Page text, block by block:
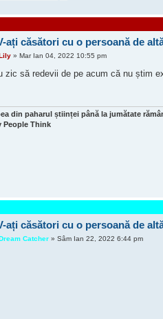
ați căsători cu o persoană de
» Mar Ian 04, 2022 10:55 pm
zic să redevii de pe acum că nu știm
din paharul științei până la jumătate
People Think
ați căsători cu o persoană de
Catcher» Sâm Ian 22, 2022 6:44 pm